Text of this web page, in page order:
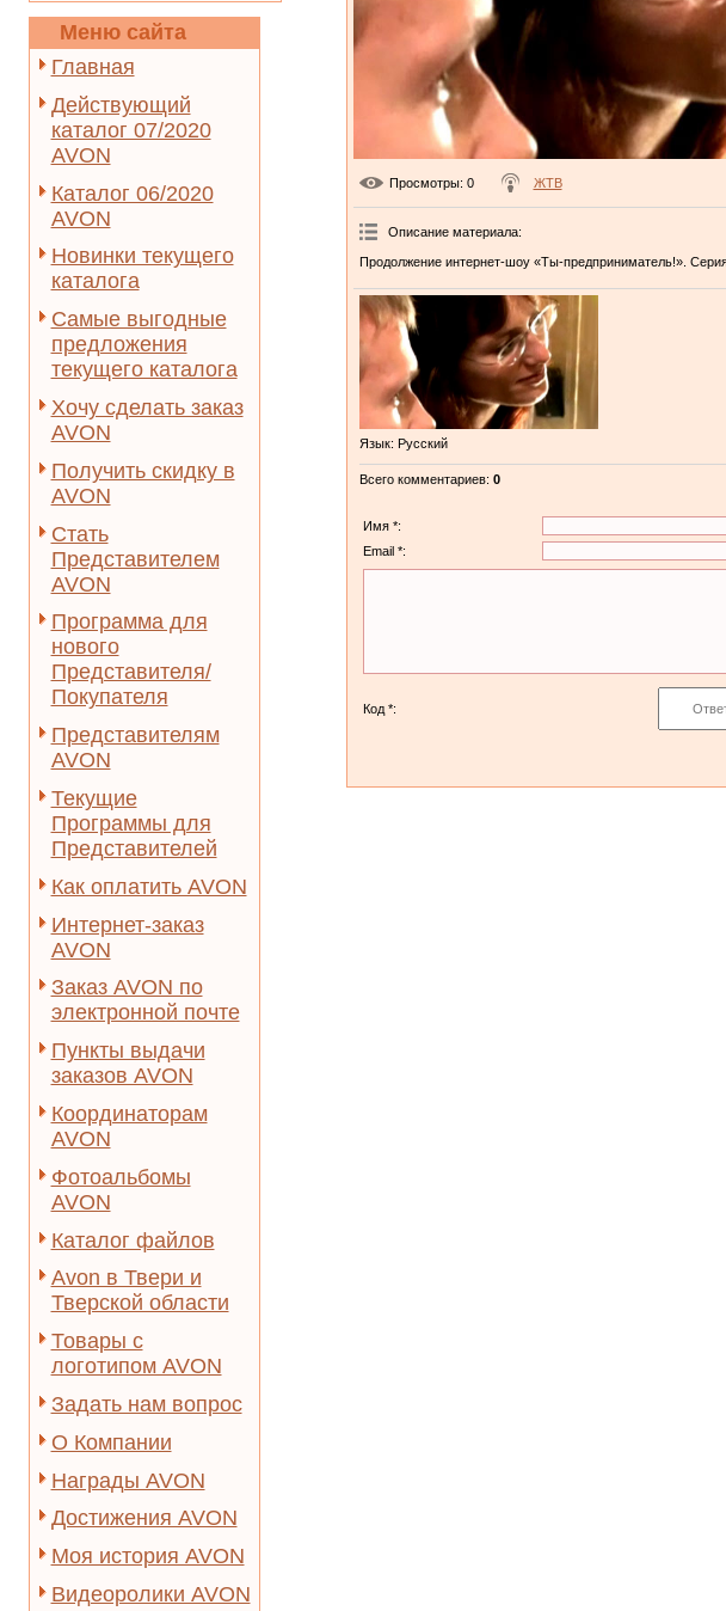
Меню сайта
Главная
Действующий
каталог 07/2020
AVON
Каталог 06/2020
AVON
Новинки текущего
каталога
Самые выгодные
предложения
текущего каталога
Хочу сделать заказ
AVON
Получить скидку в
AVON
Стать
Представителем
AVON
Программа для
нового
Представителя/
Покупателя
Представителям
AVON
Текущие
Программы для
Представителей
Как оплатить AVON
Интернет-заказ
AVON
Заказ AVON по
электронной почте
Пункты выдачи
заказов AVON
Координаторам
AVON
Фотоальбомы
AVON
Каталог файлов
Avon в Твери и
Тверской области
Товары с
логотипом AVON
Задать нам вопрос
О Компании
Награды AVON
Достижения AVON
Моя история AVON
Видеоролики AVON
Просмотры: 0 ЖТВ
Описание материала:
Продолжение интернет-шоу «Ты-предприниматель!».
Язык: Русский
Всего комментариев: 0
Имя *:
Email *:
Код *: